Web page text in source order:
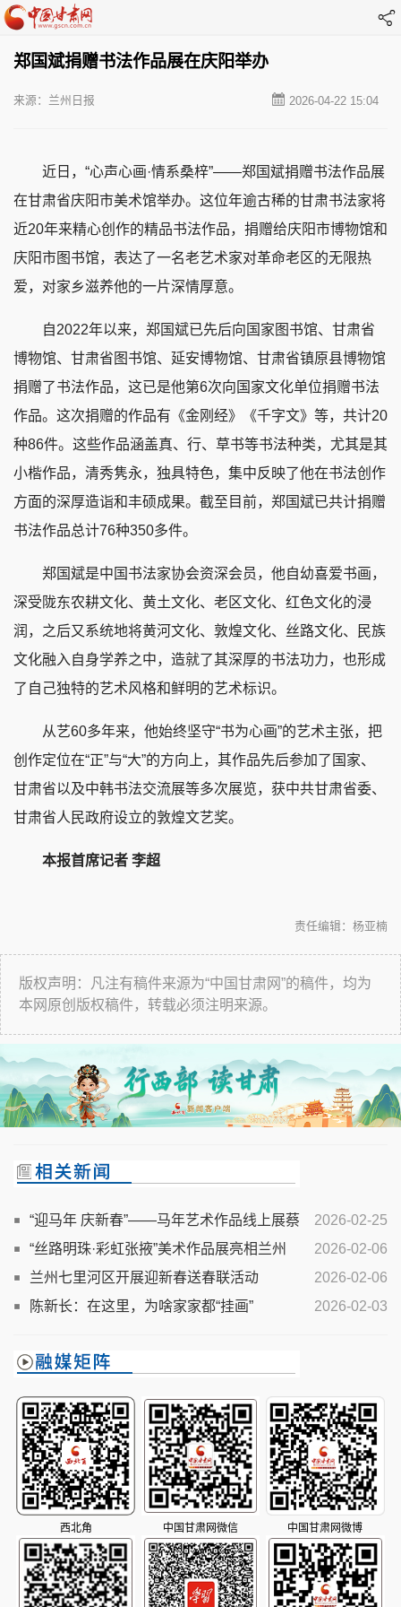
郑国斌捐赠书法作品展在庆阳举办
2026-04-22 15:04
来源：兰州日报
近日，“心声心画·情系桑梓”——郑国斌捐赠书法作品展
在甘肃省庆阳市美术馆举办。这位年逾古稀的甘肃书法家将
近20年来精心创作的精品书法作品，捐赠给庆阳市博物馆和
庆阳市图书馆，表达了一名老艺术家对革命老区的无限热
爱，对家乡滋养他的一片深情厚意。
自2022年以来，郑国斌已先后向国家图书馆、甘肃省
博物馆、甘肃省图书馆、延安博物馆、甘肃省镇原县博物馆
捐赠了书法作品，这已是他第6次向国家文化单位捐赠书法
作品。这次捐赠的作品有《金刚经》《千字文》等，共计20
种86件。这些作品涵盖真、行、草书等书法种类，尤其是其
小楷作品，清秀隽永，独具特色，集中反映了他在书法创作
方面的深厚造诣和丰硕成果。截至目前，郑国斌已共计捐赠
书法作品总计76种350多件。
郑国斌是中国书法家协会资深会员，他自幼喜爱书画，
深受陇东农耕文化、黄土文化、老区文化、红色文化的浸
润，之后又系统地将黄河文化、敦煌文化、丝路文化、民族
文化融入自身学养之中，造就了其深厚的书法功力，也形成
了自己独特的艺术风格和鲜明的艺术标识。
从艺60多年来，他始终坚守“书为心画”的艺术主张，把
创作定位在“正”与“大”的方向上，其作品先后参加了国家、
甘肃省以及中韩书法交流展等多次展览，获中共甘肃省委、
甘肃省人民政府设立的敦煌文艺奖。
本报首席记者 李超
责任编辑：杨亚楠
版权声明：凡注有稿件来源为“中国甘肃网”的稿件，均为
本网原创版权稿件，转载必须注明来源。
2026-02-25
“迎马年 庆新春”——马年艺术作品线上展蔡
卫东作品欣赏
2026-02-06
“丝路明珠·彩虹张掖”美术作品展亮相兰州
2026-02-06
兰州七里河区开展迎新春送春联活动
2026-02-03
陈新长：在这里，为啥家家都“挂画”
西北角 中国甘肃网微信 中国甘肃网微博